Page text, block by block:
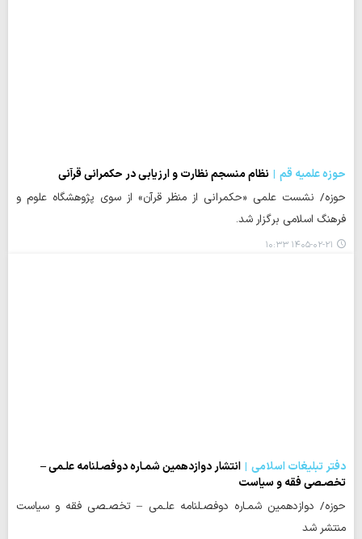
حوزه علمیه قم
نظام منسجم نظارت و ارزیابی در حکمرانی قرآنی
حوزه/ نشست علمی «حکمرانی از منظر قرآن» از سوی پژوهشگاه علوم و
فرهنگ اسلامی برگزار شد.
۱۴۰۵-۰۲-۲۱ ۱۰:۳۳
دفتر تبلیغات اسلامی
انتشار دوازدهمین شمـاره دوفصـلنامه علـمی –
تخصـصی فقه و سیاست
حوزه/ دوازدهمین شمـاره دوفصـلنامه علـمی – تخصـصی فقه و سیاست
منتشر شد